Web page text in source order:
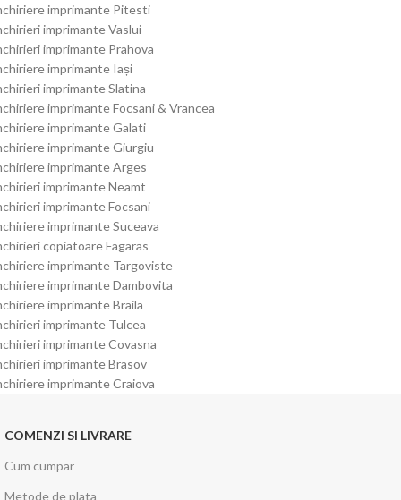
imprimante Pitesti
imprimante Vaslui
imprimante Prahova
imprimante Iași
imprimante Slatina
imprimante Focsani & Vrancea
imprimante Galati
imprimante Giurgiu
imprimante Arges
imprimante Neamt
imprimante Focsani
imprimante Suceava
copiatoare Fagaras
imprimante Targoviste
imprimante Dambovita
imprimante Braila
imprimante Tulcea
imprimante Covasna
imprimante Brasov
imprimante Craiova
COMENZI SI LIVRARE
Cum cumpar
Metode de plata